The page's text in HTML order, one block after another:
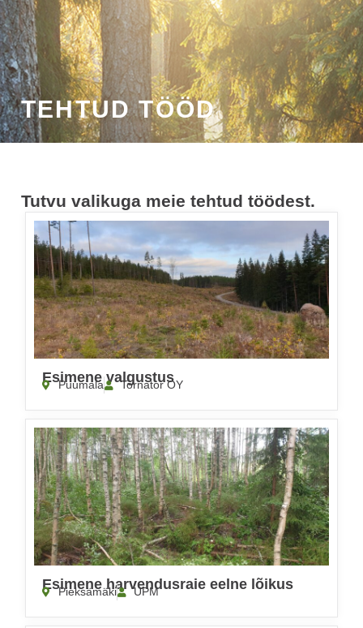
TEHTUD TÖÖD
Tutvu valikuga meie tehtud töödest.
Esimene valgustus
Puumala Tornator OY
Esimene harvendusraie eelne lõikus
Pieksämäki UPM